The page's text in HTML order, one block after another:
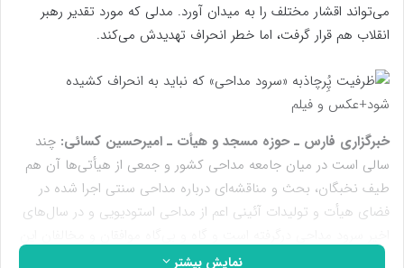
می‌تواند اقشار مختلف را به میدان آورد. مدلی که مورد تقدیر رهبر
انقلاب هم قرار گرفت، اما خطر انحراف تهدیدش می‌کند.
خبرگزاری فارس ـ حوزه مسجد و هیأت ـ امیرحسین کسائی: چند
سالی است در میان جامعه مداحی کشور و جمعی از هیأتی‌ها آن هم
طیف نخبگان، بحث و مناقشه‌ای درباره مداحی سنتی اجرا شده در
فضای هیأت و تولیدات آئینی اعم از مداحی استودیویی و در سال‌های
موضوعات این بحث را در فضای مجازی مطرح می‌کنند و مورد عتاب و
نمایش بیشتر